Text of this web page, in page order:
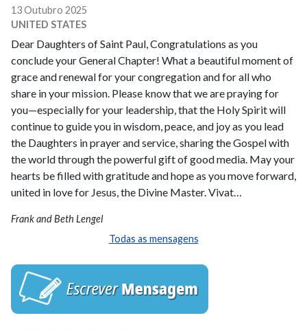
13 Outubro 2025
UNITED STATES
Dear Daughters of Saint Paul, Congratulations as you
conclude your General Chapter! What a beautiful moment of
grace and renewal for your congregation and for all who
share in your mission. Please know that we are praying for
you—especially for your leadership, that the Holy Spirit will
continue to guide you in wisdom, peace, and joy as you lead
the Daughters in prayer and service, sharing the Gospel with
the world through the powerful gift of good media. May your
hearts be filled with gratitude and hope as you move forward,
united in love for Jesus, the Divine Master. Vivat…
Frank and Beth Lengel
Todas as mensagens